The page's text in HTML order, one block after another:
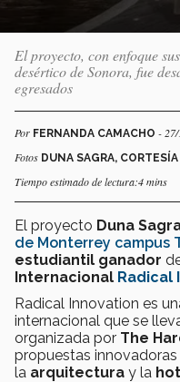
El proyecto, con enfoque
desértico de Sonora, fue
egresados
Por FERNANDA CAMACHO -
Fotos DUNA SAGRA, CORTESÍA
Tiempo estimado de lectura:4 mins
El proyecto Duna
de Monterrey campus
estudiantil ganador
Internacional Radical
Radical Innovation es
internacional que se
organizada por The
propuestas
la arquitectura y la